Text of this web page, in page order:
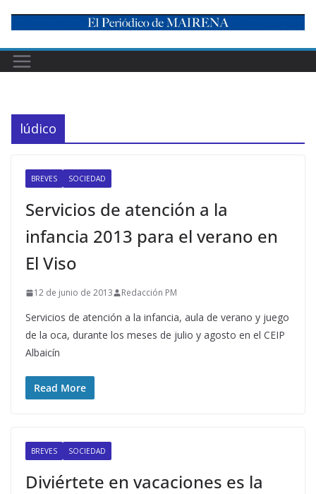
content
lúdico
BREVES SOCIEDAD
Servicios de atención a la
infancia 2013 para el verano en
El Viso
12 de junio de 2013 Redacción PM
Servicios de atención a la infancia, aula de verano y juego
de la oca, durante los meses de julio y agosto en el CEIP
Albaicín
Read More
BREVES SOCIEDAD
Diviértete en vacaciones es la